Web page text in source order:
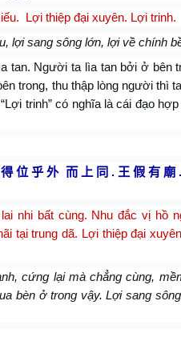
Lợi thiệp đại xuyên. Lợi trinh.
lợi sang sông lớn, lợi về chính
tan. Người ta lìa tan bởi ở bên
trong, thu thập lòng người thì
trinh” có nghĩa là cái đạo
得 位 乎 外 而 上 同 . 王 假 有 廟 .
nhi bất cùng. Nhu đắc vị hồ
tại trung dã. Lợi thiệp đại
cứng lại mà chẳng cùng,
bèn ở trong vậy. Lợi sang